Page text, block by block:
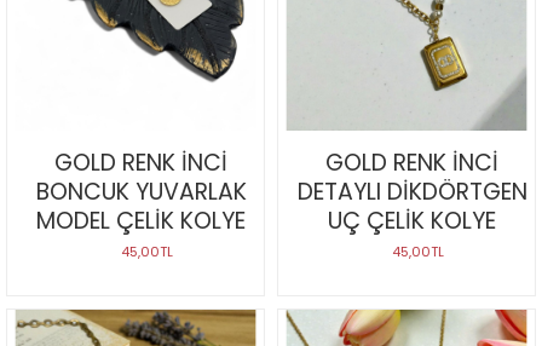
GOLD RENK İNCİ
BONCUK YUVARLAK
MODEL ÇELİK KOLYE
45,00TL
GOLD RENK İNCİ
DETAYLI DİKDÖRTGEN
UÇ ÇELİK KOLYE
45,00TL